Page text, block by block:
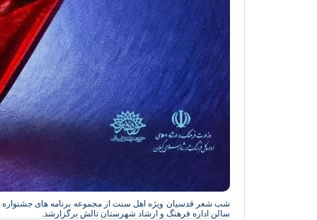
سالن اداره فرهنگ و ارشاد شهرستان تالش برگزارشد.